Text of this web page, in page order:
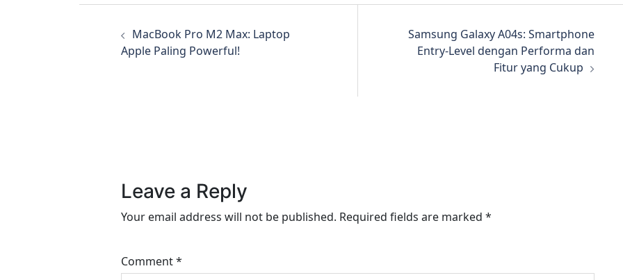
MacBook Pro M2 Max: Laptop
Apple Paling Powerful!
Samsung Galaxy A04s: Smartphone
Entry-Level dengan Performa dan
Fitur yang Cukup
Leave a Reply
Your email address will not be published. Required fields are marked *
Comment*